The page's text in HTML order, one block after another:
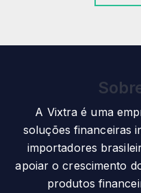
A Vixtra é uma
soluções financeiras
importadores
apoiar o crescimento
produtos